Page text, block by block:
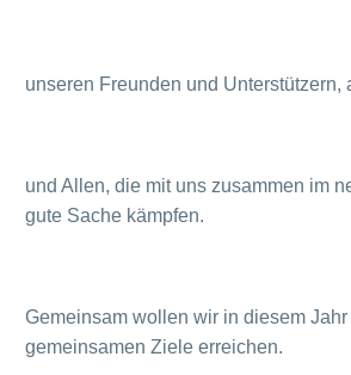
unseren Freunden und Unterstützern,
und Allen, die mit uns zusammen im
gute Sache kämpfen.
Gemeinsam wollen wir in diesem
gemeinsamen Ziele erreichen.